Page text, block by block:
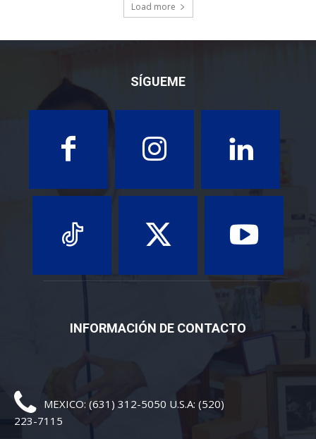
Load more
SÍGUEME
INFORMACIÓN DE CONTACTO
MEXICO: (631) 312-5050 U.S.A: (520)
223-7115